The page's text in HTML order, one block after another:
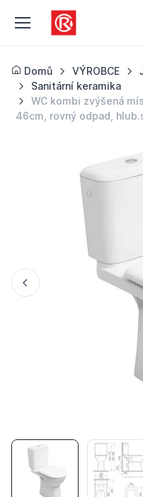
Domů VÝROBCE
Sanitární keramika
WC kombi zvýšená
46cm, rovný odpad,